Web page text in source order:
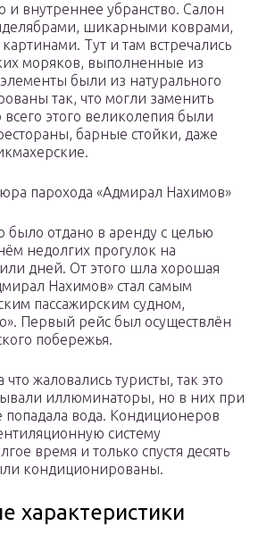
и внутреннее убранство. Салон
шикарными коврами,
Тут и там встречались
моряков, выполненные из
были из натурального
так, что могли заменить
этого великолепия были
барные стойки, даже
парохода «Адмирал Нахимов»
было отдано в аренду с целью
недолгих прогулок на
дней. От этого шла хорошая
Нахимов» стал самым
пассажирским судном,
Первый рейс был осуществлён
побережья.
жаловались туристы, так это
иллюминаторы, но в них при
вода. Кондиционеров
систему
время и только спустя десять
кондиционированы.
характеристики